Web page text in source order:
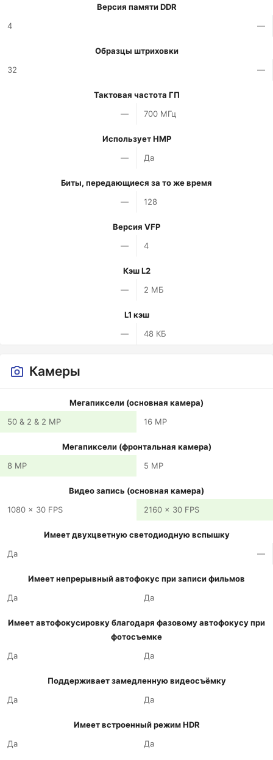
Версия памяти DDR
4
—
Образцы штриховки
32
—
Тактовая частота ГП
—
700 МГц
Использует HMP
—
Да
Биты, передающиеся за то же время
—
128
Версия VFP
—
4
Кэш L2
—
2 МБ
L1 кэш
—
48 КБ
Камеры
Мегапиксели (основная камера)
50 & 2 & 2 MP
16 MP
Мегапиксели (фронтальная камера)
8 MP
5 MP
Видео запись (основная камера)
1080 x 30 FPS
2160 x 30 FPS
Имеет двухцветную светодиодную вспышку
Да
—
Имеет непрерывный автофокус при записи фильмов
Да
Да
Имеет автофокусировку благодаря фазовому автофокусу при
фотосъемке
Да
Да
Поддерживает замедленную видеосъёмку
Да
Да
Имеет встроенный режим HDR
Да
Да